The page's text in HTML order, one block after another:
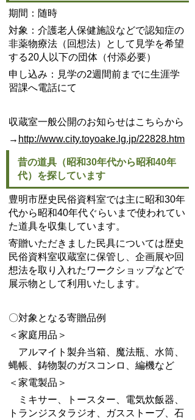
期間：随時
対象：介護老人保健施設などで認知症の
非薬物療法（回想法）として見学を希望
する20人以下の団体（付添必要）
申し込み：見学の2週間前までに生涯学
習課へ電話にて
収蔵室一般公開のお知らせはこちらから
→ http://www.city.toyoake.lg.jp/22828.htm
昔の道具（昭和30年代から昭和40年
代）を探しています
豊明市歴史民俗資料室では主に昭和30年
代から昭和40年代ぐらいまで使われてい
た道具を収集しています。
寄贈いただきました民具については歴史
民俗資料室収蔵室に保管し、企画展や回
想法を取り入れたワークショップなどで
展示物として利用いたします。
〇対象となる寄贈品例
＜家庭用品＞
アルマイト製弁当箱、魔法瓶、水筒、
蝿帳、鋳物製のガスコンロ、編機など
＜家電製品＞
ミキサー、トースター、電気炊飯器、
トランジスタラジオ、ガスストーブ、石